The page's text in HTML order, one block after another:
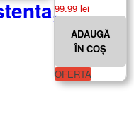
Prețul
inițial
135.00 lei.
99.99leiPrețul
este:
99.99 lei.
ADAUGĂ
ÎN COȘ
OFERTA